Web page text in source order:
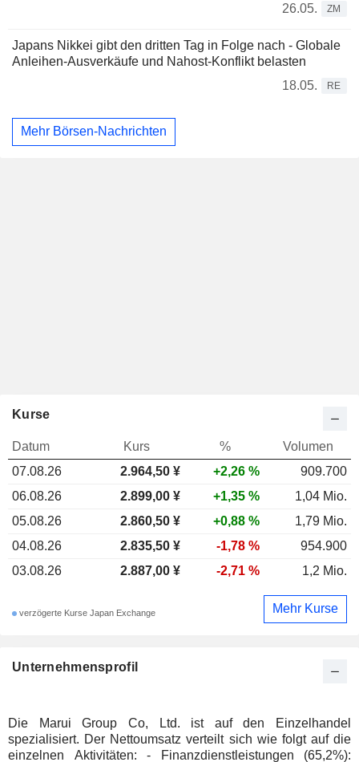
26.05.
ZM
Japans Nikkei gibt den dritten Tag in Folge nach - Globale
Anleihen-Ausverkäufe und Nahost-Konflikt belasten
18.05.
RE
Mehr Börsen-Nachrichten
Unternehmensprofil
Die Marui Group Co, Ltd. ist auf den Einzelhandel
spezialisiert. Der Nettoumsatz verteilt sich wie folgt auf die
einzelnen Aktivitäten: - Finanzdienstleistungen (65,2%):
Kurse
Datum Kurs %
Volumen
07.08.26
2.964,50 ¥ +2,26 %
909.700
06.08.26
2.899,00 ¥ +1,35 %
1,04 Mio.
05.08.26
2.860,50 ¥ +0,88 %
1,79 Mio.
04.08.26
2.835,50 ¥ -1,78 %
954.900
03.08.26
2.887,00 ¥ -2,71 % 1,2 Mio.
verzögerte Kurse Japan Exchange Mehr Kurse